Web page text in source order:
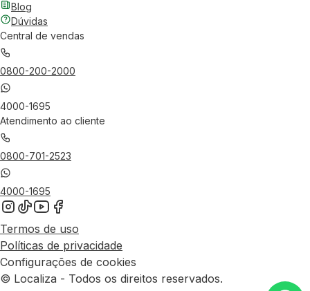
Blog
Dúvidas
Central de vendas
0800-200-2000
4000-1695
Atendimento ao cliente
0800-701-2523
4000-1695
Termos de uso
Políticas de privacidade
Configurações de cookies
© Localiza - Todos os direitos reservados.